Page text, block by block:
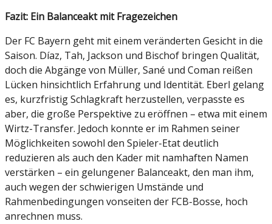
Fazit: Ein Balanceakt mit Fragezeichen
Der FC Bayern geht mit einem veränderten Gesicht in die
Saison. Díaz, Tah, Jackson und Bischof bringen Qualität,
doch die Abgänge von Müller, Sané und Coman reißen
Lücken hinsichtlich Erfahrung und Identität. Eberl gelang
es, kurzfristig Schlagkraft herzustellen, verpasste es
aber, die große Perspektive zu eröffnen – etwa mit einem
Wirtz-Transfer. Jedoch konnte er im Rahmen seiner
Möglichkeiten sowohl den Spieler-Etat deutlich
reduzieren als auch den Kader mit namhaften Namen
verstärken – ein gelungener Balanceakt, den man ihm,
auch wegen der schwierigen Umstände und
Rahmenbedingungen vonseiten der FCB-Bosse, hoch
anrechnen muss.